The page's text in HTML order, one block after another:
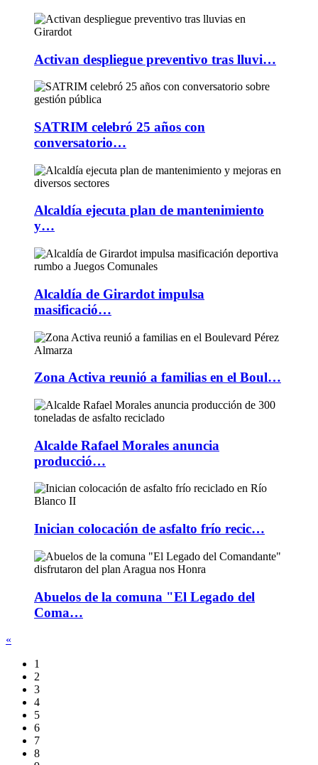
Activan despliegue preventivo tras lluvi…
SATRIM celebró 25 años con
conversatorio…
Alcaldía ejecuta plan de mantenimiento
y…
Alcaldía de Girardot impulsa
masificació…
Zona Activa reunió a familias en el Boul…
Alcalde Rafael Morales anuncia
producció…
Inician colocación de asfalto frío recic…
Abuelos de la comuna "El Legado del
Coma…
«
1
2
3
4
5
6
7
8